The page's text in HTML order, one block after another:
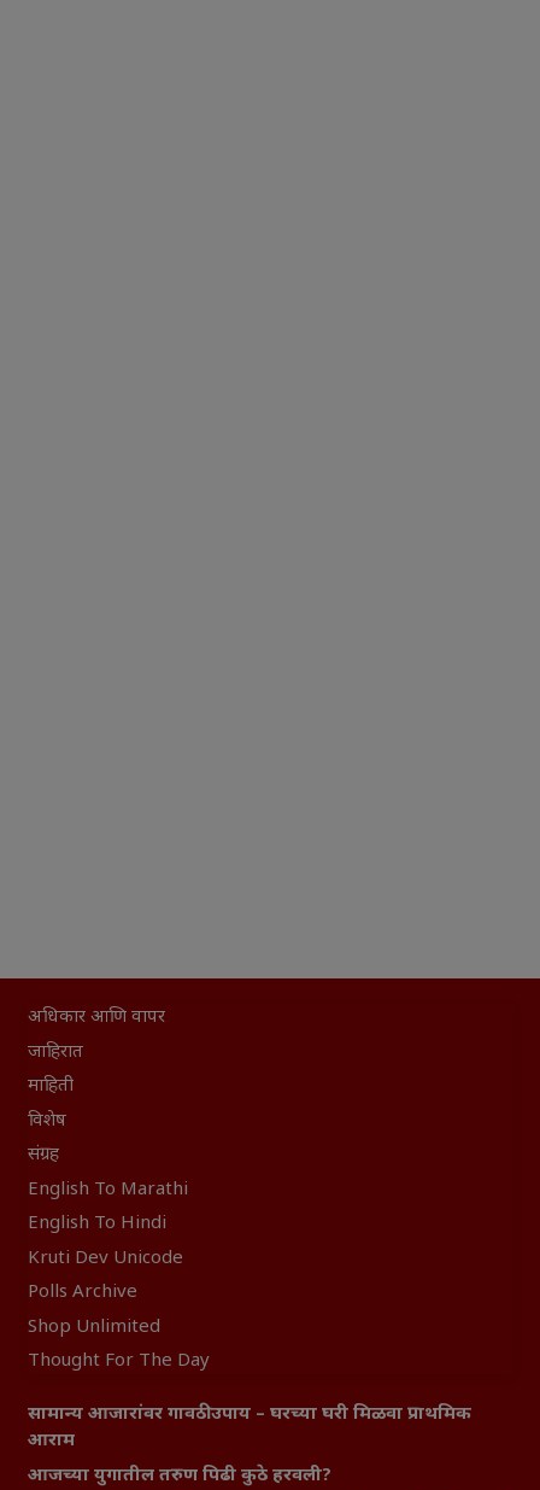
अधिकार आणि वापर
जाहिरात
माहिती
विशेष
संग्रह
English To Marathi
English To Hindi
Kruti Dev Unicode
Polls Archive
Shop Unlimited
Thought For The Day
सामान्य आजारांवर गावठी उपाय – घरच्या घरी मिळवा प्राथमिक
आराम
आजच्या युगातील तरुण पिढी कुठे हरवली?